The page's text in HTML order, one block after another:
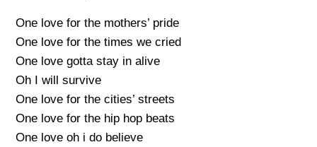
One love for the mothers’ pride
One love for the times we cried
One love gotta stay in alive
Oh I will survive
One love for the cities’ streets
One love for the hip hop beats
One love oh i do believe